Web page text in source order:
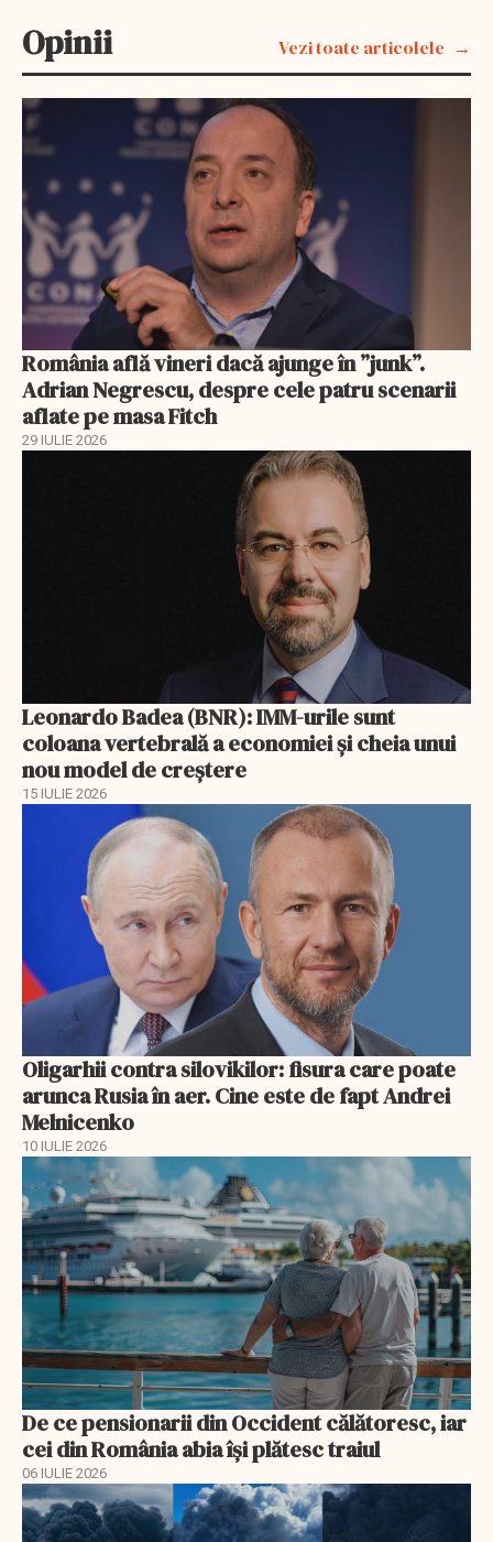
Opinii Vezi toate articolele
România află vineri dacă ajunge în ”junk”.
Adrian Negrescu, despre cele patru scenarii
aflate pe masa Fitch
29 IULIE 2026
Leonardo Badea (BNR): IMM-urile sunt
coloana vertebrală a economiei și cheia unui
nou model de creștere
15 IULIE 2026
Oligarhii contra silovikilor: fisura care poate
arunca Rusia în aer. Cine este de fapt Andrei
Melnicenko
10 IULIE 2026
De ce pensionarii din Occident călătoresc, iar
cei din România abia își plătesc traiul
06 IULIE 2026